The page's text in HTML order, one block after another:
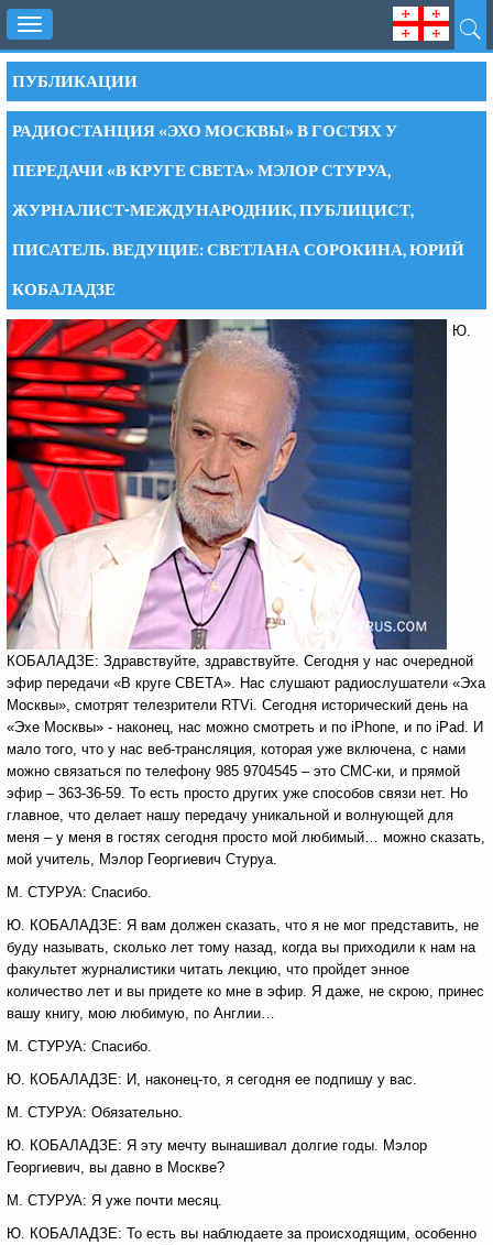
Toggle
navigation
ПУБЛИКАЦИИ
РАДИОСТАНЦИЯ «ЭХО МОСКВЫ» В ГОСТЯХ У
ПЕРЕДАЧИ «В КРУГЕ СВЕТА» МЭЛОР СТУРУА,
ЖУРНАЛИСТ-МЕЖДУНАРОДНИК, ПУБЛИЦИСТ,
ПИСАТЕЛЬ. ВЕДУЩИЕ: СВЕТЛАНА СОРОКИНА, ЮРИЙ
КОБАЛАДЗЕ
Ю.
КОБАЛАДЗЕ: Здравствуйте, здравствуйте. Сегодня у нас очередной
эфир передачи «В круге СВЕТА». Нас слушают радиослушатели «Эха
Москвы», смотрят телезрители RTVi. Сегодня исторический день на
«Эхе Москвы» - наконец, нас можно смотреть и по iPhone, и по iPad. И
мало того, что у нас веб-трансляция, которая уже включена, с нами
можно связаться по телефону 985 9704545 – это СМС-ки, и прямой
эфир – 363-36-59. То есть просто других уже способов связи нет. Но
главное, что делает нашу передачу уникальной и волнующей для
меня – у меня в гостях сегодня просто мой любимый… можно сказать,
мой учитель, Мэлор Георгиевич Стуруа.
М. СТУРУА: Спасибо.
Ю. КОБАЛАДЗЕ: Я вам должен сказать, что я не мог представить, не
буду называть, сколько лет тому назад, когда вы приходили к нам на
факультет журналистики читать лекцию, что пройдет энное
количество лет и вы придете ко мне в эфир. Я даже, не скрою, принес
вашу книгу, мою любимую, по Англии…
М. СТУРУА: Спасибо.
Ю. КОБАЛАДЗЕ: И, наконец-то, я сегодня ее подпишу у вас.
М. СТУРУА: Обязательно.
Ю. КОБАЛАДЗЕ: Я эту мечту вынашивал долгие годы. Мэлор
Георгиевич, вы давно в Москве?
М. СТУРУА: Я уже почти месяц.
Ю. КОБАЛАДЗЕ: То есть вы наблюдаете за происходящим, особенно